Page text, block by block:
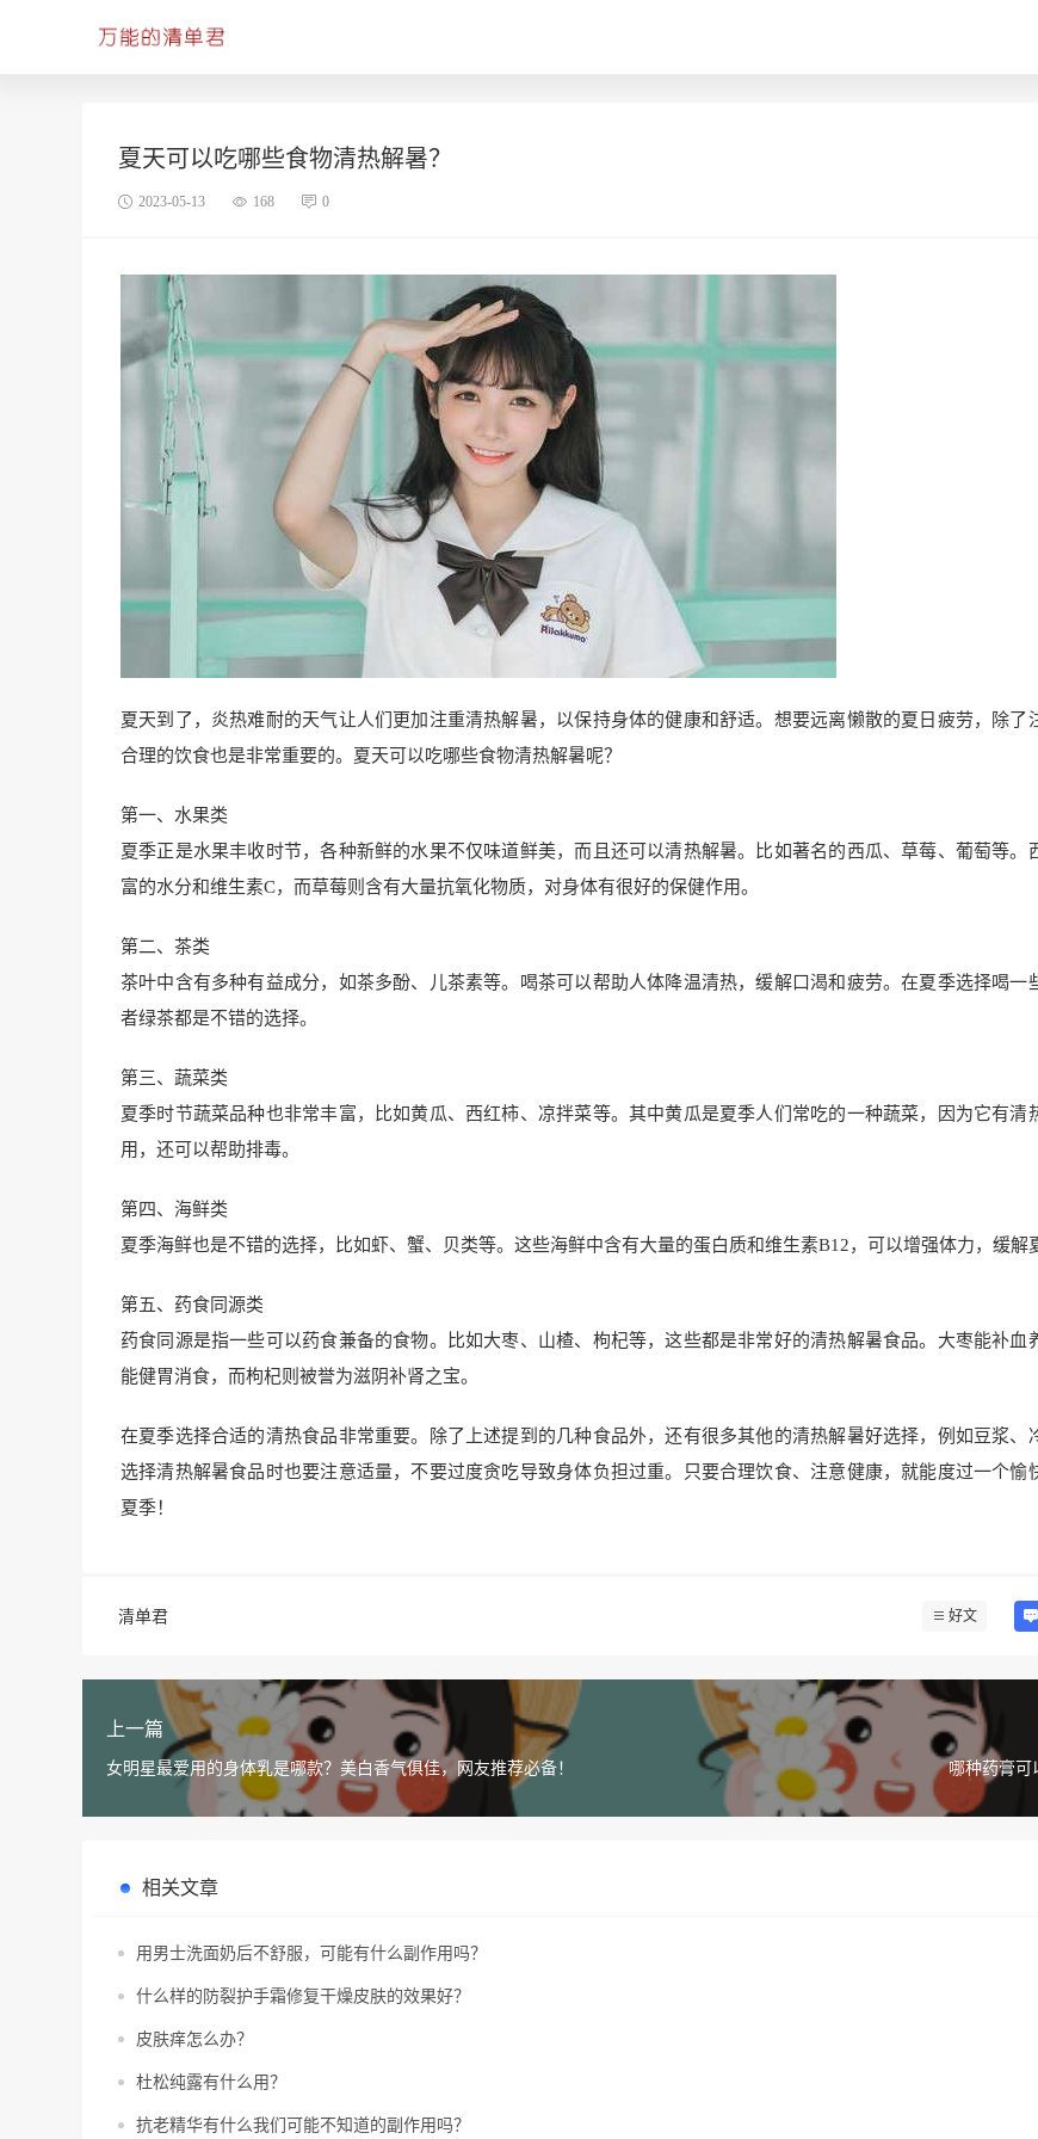
夏天可以吃哪些食物清热解暑？
2023-05-13 168 0
夏天到了，炎热难耐的天气让人们更加注重清热解暑，以保持身体的健康和舒适。想要远离懒散的夏日疲劳，除了
合理的饮食也是非常重要的。夏天可以吃哪些食物清热解暑呢？
第一、水果类
夏季正是水果丰收时节，各种新鲜的水果不仅味道鲜美，而且还可以清热解暑。比如著名的西瓜、草莓、葡萄等。
富的水分和维生素C，而草莓则含有大量抗氧化物质，对身体有很好的保健作用。
第二、茶类
茶叶中含有多种有益成分，如茶多酚、儿茶素等。喝茶可以帮助人体降温清热，缓解口渴和疲劳。在夏季选择喝一
者绿茶都是不错的选择。
第三、蔬菜类
夏季时节蔬菜品种也非常丰富，比如黄瓜、西红柿、凉拌菜等。其中黄瓜是夏季人们常吃的一种蔬菜，因为它有清
用，还可以帮助排毒。
第四、海鲜类
夏季海鲜也是不错的选择，比如虾、蟹、贝类等。这些海鲜中含有大量的蛋白质和维生素B12，可以增强体力，缓解
第五、药食同源类
药食同源是指一些可以药食兼备的食物。比如大枣、山楂、枸杞等，这些都是非常好的清热解暑食品。大枣能补血
能健胃消食，而枸杞则被誉为滋阴补肾之宝。
在夏季选择合适的清热食品非常重要。除了上述提到的几种食品外，还有很多其他的清热解暑好选择，例如豆浆、
选择清热解暑食品时也要注意适量，不要过度贪吃导致身体负担过重。只要合理饮食、注意健康，就能度过一个愉
夏季！
清单君 好文
上一篇
女明星最爱用的身体乳是哪款？美白香气俱佳，网友推荐必备！ 哪种药膏可
相关文章
用男士洗面奶后不舒服，可能有什么副作用吗？
什么样的防裂护手霜修复干燥皮肤的效果好？
皮肤痒怎么办？
杜松纯露有什么用？
抗老精华有什么我们可能不知道的副作用吗？